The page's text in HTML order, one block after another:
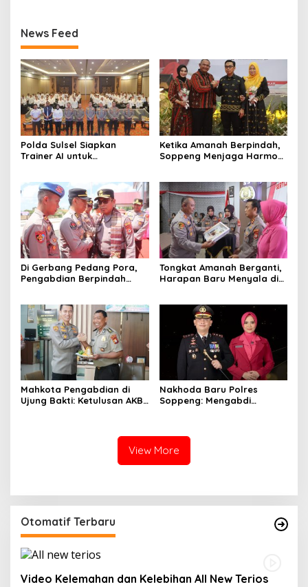
News Feed
Polda Sulsel Siapkan
Trainer AI untuk
Ketika Amanah Berpindah,
Soppeng Menjaga Harmoni
Di Gerbang Pedang Pora,
Pengabdian Berpindah
Tongkat Amanah Berganti,
Harapan Baru Menyala di
Mahkota Pengabdian di
Ujung Bakti: Ketulusan AKBP
Nakhoda Baru Polres
Soppeng: Mengabdi
View More
Otomatif Terbaru
Video Kelemahan dan Kelebihan All New Terios